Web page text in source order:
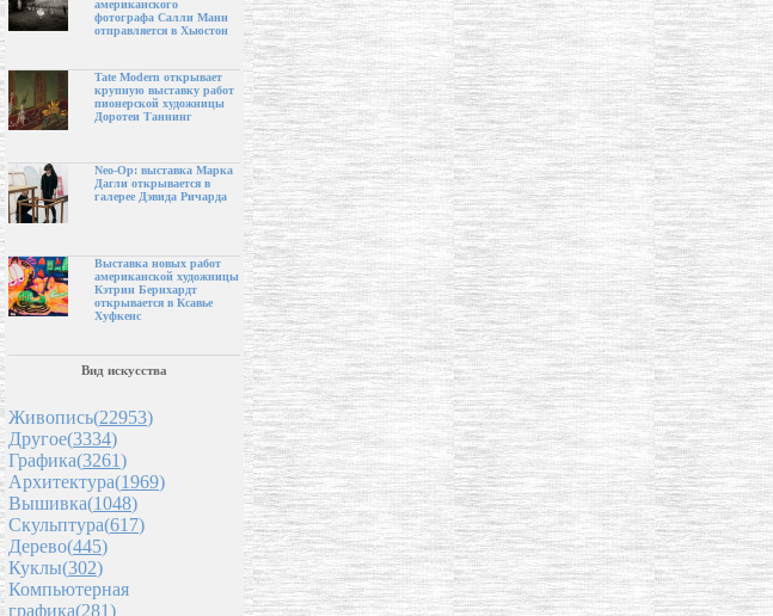
американского
фотографа Салли Манн
отправляется в Хьюстон
Tate Modern открывает
крупную выставку работ
пионерской художницы
Доротеи Таннинг
Neo-Op: выставка Марка
Дагли открывается в
галерее Дэвида Ричарда
Выставка новых работ
американской художницы
Кэтрин Бернхардт
открывается в Ксавье
Хуфкенс
Вид искусства
Живопись(22953)
Другое(3334)
Графика(3261)
Архитектура(1969)
Вышивка(1048)
Скульптура(617)
Дерево(445)
Куклы(302)
Компьютерная
графика(281)